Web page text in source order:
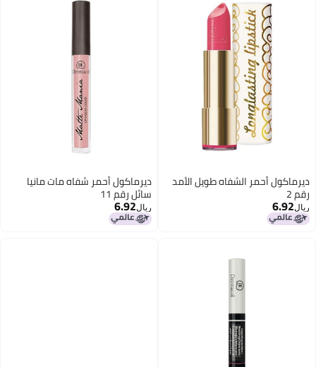
12
ديرماكول أحمر الشفاه طويل الأمد
رقم 2
ريال6.92
19
ديرماكول أحمر شفاه مات مانيا
سائل رقم 11
ريال6.92